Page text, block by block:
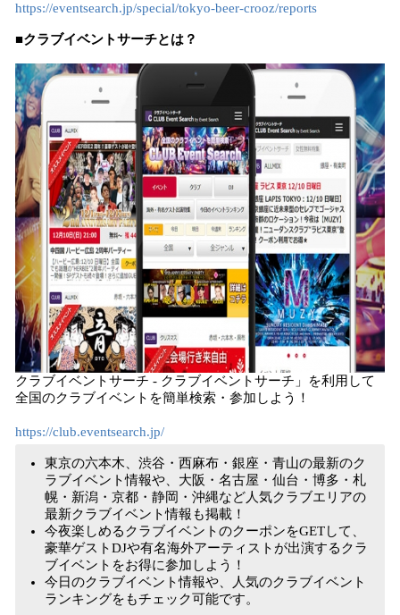
https://eventsearch.jp/special/tokyo-beer-crooz/reports
■クラブイベントサーチとは？
クラブイベントサーチ - クラブイベントサーチ」を利用して
全国のクラブイベントを簡単検索・参加しよう！
https://club.eventsearch.jp/
東京の六本木、渋谷・西麻布・銀座・青山の最新のク
ラブイベント情報や、大阪・名古屋・仙台・博多・札
幌・新潟・京都・静岡・沖縄など人気クラブエリアの
最新クラブイベント情報も掲載！
今夜楽しめるクラブイベントのクーポンをGETして、
豪華ゲストDJや有名海外アーティストが出演するクラ
ブイベントをお得に参加しよう！
今日のクラブイベント情報や、人気のクラブイベント
ランキングをもチェック可能です。